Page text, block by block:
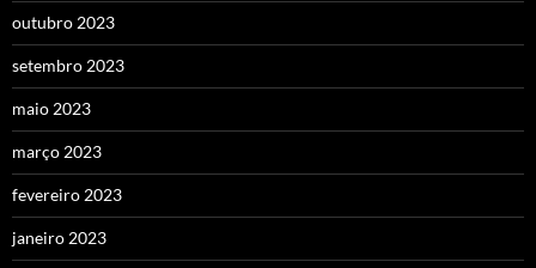
outubro 2023
setembro 2023
maio 2023
março 2023
fevereiro 2023
janeiro 2023